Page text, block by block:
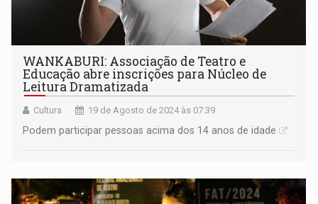
WANKABURI: Associação de Teatro e
Educação abre inscrições para Núcleo de
Leitura Dramatizada
Cultura 19 de Agosto de 2024 às 07:39
Podem participar pessoas acima dos 14 anos de idade